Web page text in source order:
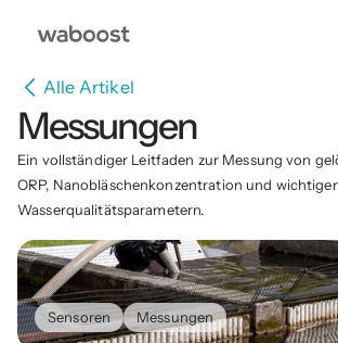
Alle Artikel
Messungen
Ein vollständiger Leitfaden zur Messung von
ORP, Nanobläschenkonzentration und
Wasserqualitätsparametern.
Sensoren Messungen